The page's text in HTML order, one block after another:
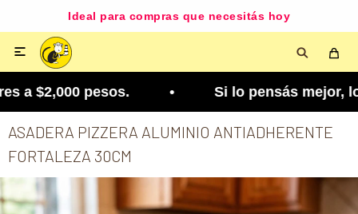
Ideal para compras que necesitás hoy

a $2,000 pesos. • Si lo pensás mejor, lo
ASADERA PIZZERA ALUMINIO ANTIADHERENTE
FORTALEZA 30CM